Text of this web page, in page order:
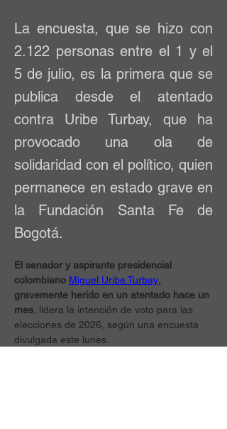
La encuesta, que se hizo con
2.122 personas entre el 1 y el
5 de julio, es la primera que se
publica desde el atentado
contra Uribe Turbay, que ha
provocado una ola de
solidaridad con el político, quien
permanece en estado grave en
la Fundación Santa Fe de
Bogotá.
El senador y aspirante presidencial
colombiano Miguel Uribe Turbay,
gravemente herido en un atentado hace un
mes , lidera la intención de voto para las
elecciones de 2026, según una encuesta
divulgada este lunes.